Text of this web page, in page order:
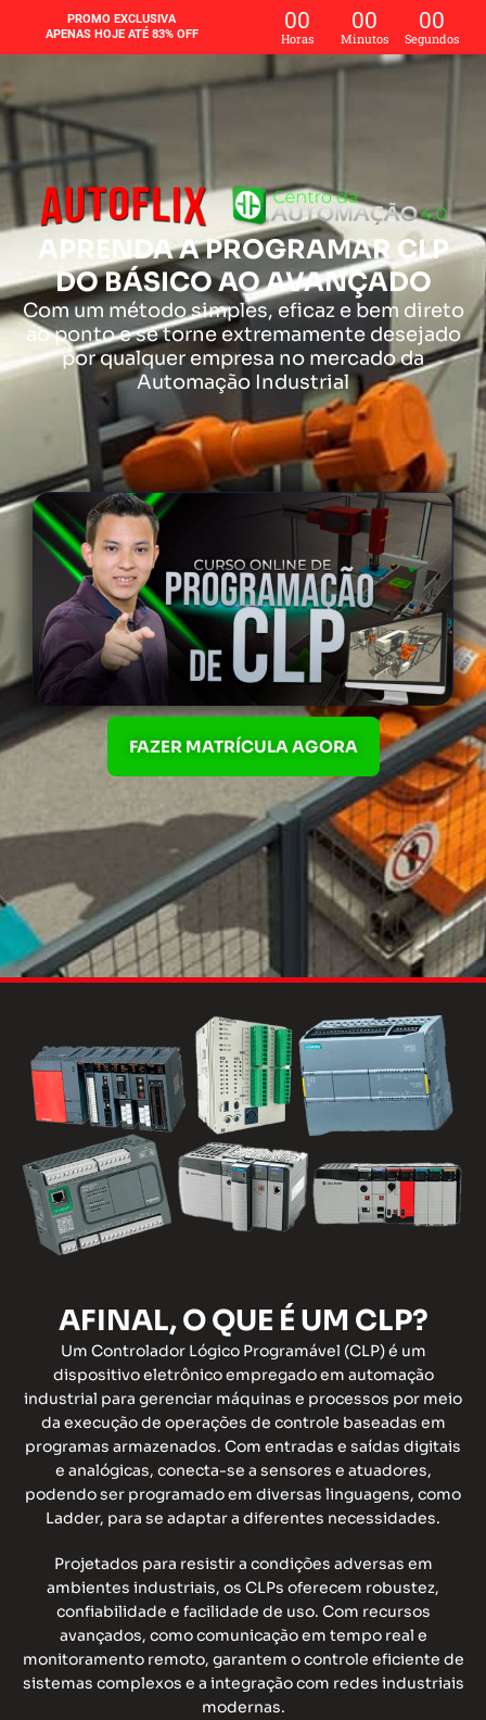
o
conteúdo
PROMO EXCLUSIVA
APENAS HOJE ATÉ 83% OFF
00
Horas
00
Minutos
00
Segundos
APRENDA A PROGRAMAR CLP
DO BÁSICO AO AVANÇADO
Com um método simples, eficaz e bem direto
ao ponto e se torne extremamente desejado
por qualquer empresa no mercado da
Automação Industrial
FAZER MATRÍCULA AGORA
AFINAL, O QUE É UM CLP?
Um Controlador Lógico Programável (CLP) é um
dispositivo eletrônico empregado em automação
industrial para gerenciar máquinas e processos por meio
da execução de operações de controle baseadas em
programas armazenados. Com entradas e saídas digitais
e analógicas, conecta-se a sensores e atuadores,
podendo ser programado em diversas linguagens, como
Ladder, para se adaptar a diferentes necessidades.
Projetados para resistir a condições adversas em
ambientes industriais, os CLPs oferecem robustez,
confiabilidade e facilidade de uso. Com recursos
avançados, como comunicação em tempo real e
monitoramento remoto, garantem o controle eficiente de
sistemas complexos e a integração com redes industriais
modernas.